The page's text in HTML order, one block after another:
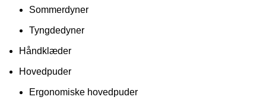
Sommerdyner
Tyngdedyner
Håndklæder
Hovedpuder
Ergonomiske hovedpuder